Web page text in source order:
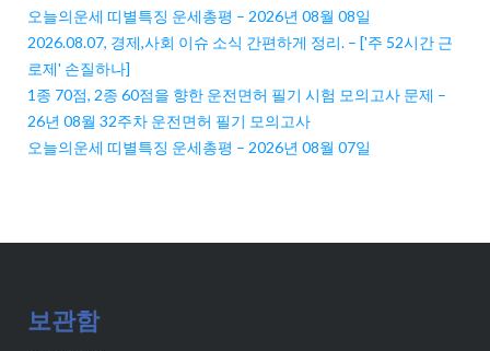
오늘의운세 띠별특징 운세총평 – 2026년 08월 08일
2026.08.07, 경제,사회 이슈 소식 간편하게 정리. – ['주 52시간 근
로제' 손질하나]
1종 70점, 2종 60점을 향한 운전면허 필기 시험 모의고사 문제 –
26년 08월 32주차 운전면허 필기 모의고사
오늘의운세 띠별특징 운세총평 – 2026년 08월 07일
보관함